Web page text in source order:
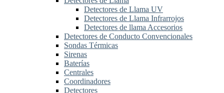
Detectores de Llama UV
Detectores de Llama Infrarrojos
Detectores de llama Accesorios
Detectores de Conducto Convencionales
Sondas Térmicas
Sirenas
Baterías
Centrales
Coordinadores
Detectores